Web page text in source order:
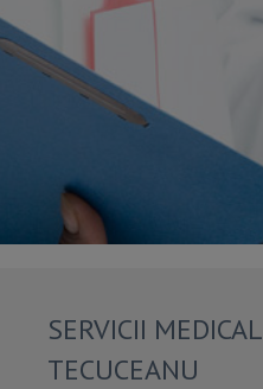
SERVICII
TECUCEANU